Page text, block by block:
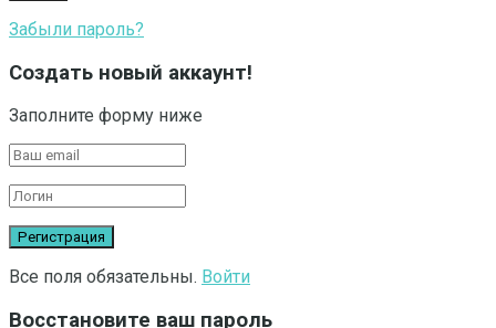
Забыли пароль?
Создать новый аккаунт!
Заполните форму ниже
Все поля обязательны. Войти
Восстановите ваш пароль